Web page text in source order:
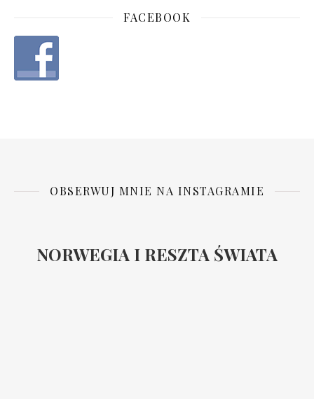
FACEBOOK
OBSERWUJ MNIE NA INSTAGRAMIE
NORWEGIA I RESZTA ŚWIATA